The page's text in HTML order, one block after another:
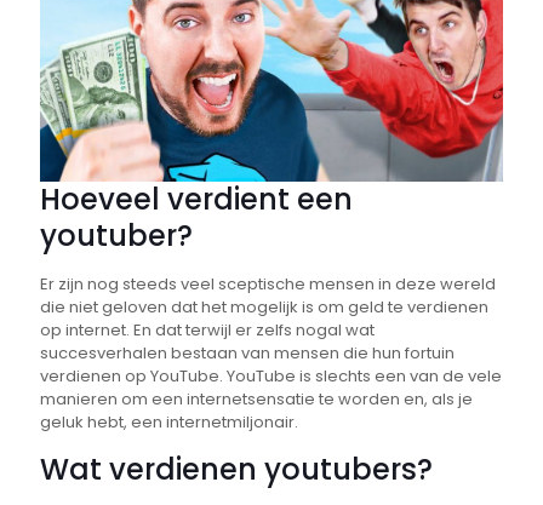
Hoeveel verdient een
youtuber?
Er zijn nog steeds veel sceptische mensen in deze wereld
die niet geloven dat het mogelijk is om geld te verdienen
op internet. En dat terwijl er zelfs nogal wat
succesverhalen bestaan van mensen die hun fortuin
verdienen op YouTube. YouTube is slechts een van de vele
manieren om een ​​internetsensatie te worden en, als je
geluk hebt, een internetmiljonair.
Wat verdienen youtubers?